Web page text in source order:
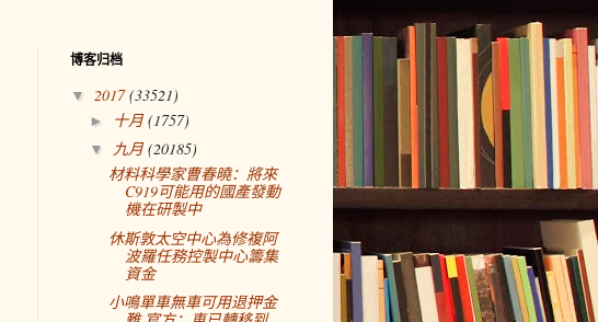
博客归档
▼ 2017(33521)
► 十月(1757)
▼ 九月(20185)
材料科學家曹春曉：將來
C919可能用的國產發動
機在研製中
休斯敦太空中心為修複阿
波羅任務控製中心籌集
資金
小鳴單車無車可用退押金